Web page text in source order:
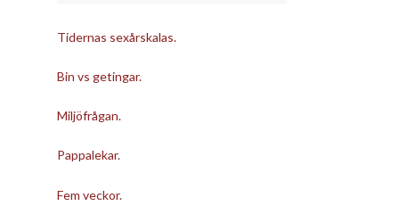
Tidernas sexårskalas.
Bin vs getingar.
Miljöfrågan.
Pappalekar.
Fem veckor.